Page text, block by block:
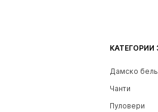
КАТЕГОРИИ
Дамско
Чанти
Пуловери